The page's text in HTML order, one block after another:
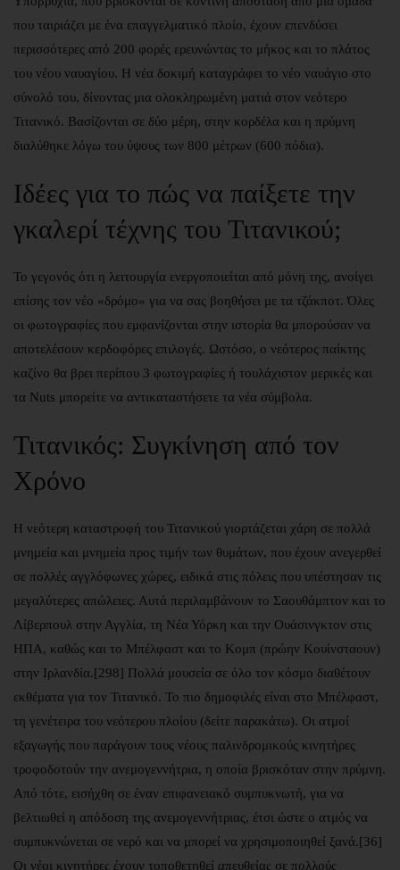
που ταιριάζει με ένα επαγγελματικό πλοίο, έχουν επενδύσει
περισσότερες από 200 φορές ερευνώντας το μήκος και το πλάτος
του νέου ναυαγίου. Η νέα δοκιμή καταγράφει το νέο ναυάγιο στο
σύνολό του, δίνοντας μια ολοκληρωμένη ματιά στον νεότερο
Τιτανικό. Βασίζονται σε δύο μέρη, στην κορδέλα και η πρύμνη
διαλύθηκε λόγω του ύψους των 800 μέτρων (600 πόδια).
Ιδέες για το πώς να παίξετε την
γκαλερί τέχνης του Τιτανικού;
Το γεγονός ότι η λειτουργία ενεργοποιείται από μόνη της, ανοίγει
επίσης τον νέο «δρόμο» για να σας βοηθήσει με τα τζάκποτ. Όλες
οι φωτογραφίες που εμφανίζονται στην ιστορία θα μπορούσαν να
αποτελέσουν κερδοφόρες επιλογές. Ωστόσο, ο νεότερος παίκτης
καζίνο θα βρει περίπου 3 φωτογραφίες ή τουλάχιστον μερικές και
τα Nuts μπορείτε να αντικαταστήσετε τα νέα σύμβολα.
Τιτανικός: Συγκίνηση από τον
Χρόνο
Η νεότερη καταστροφή του Τιτανικού γιορτάζεται χάρη σε πολλά
μνημεία και μνημεία προς τιμήν των θυμάτων, που έχουν ανεγερθεί
σε πολλές αγγλόφωνες χώρες, ειδικά στις πόλεις που υπέστησαν τις
μεγαλύτερες απώλειες. Αυτά περιλαμβάνουν το Σαουθάμπτον και το
Λίβερπουλ στην Αγγλία, τη Νέα Υόρκη και την Ουάσινγκτον στις
ΗΠΑ, καθώς και το Μπέλφαστ και το Κομπ (πρώην Κουίνσταουν)
στην Ιρλανδία.[298] Πολλά μουσεία σε όλο τον κόσμο διαθέτουν
εκθέματα για τον Τιτανικό. Το πιο δημοφιλές είναι στο Μπέλφαστ,
τη γενέτειρα του νεότερου πλοίου (δείτε παρακάτω). Οι ατμοί
εξαγωγής που παράγουν τους νέους παλινδρομικούς κινητήρες
τροφοδοτούν την ανεμογεννήτρια, η οποία βρισκόταν στην πρύμνη.
Από τότε, εισήχθη σε έναν επιφανειακό συμπυκνωτή, για να
βελτιωθεί η απόδοση της ανεμογεννήτριας, έτσι ώστε ο ατμός να
συμπυκνώνεται σε νερό και να μπορεί να χρησιμοποιηθεί ξανά.[36]
Οι νέοι κινητήρες έχουν τοποθετηθεί απευθείας σε πολλούς